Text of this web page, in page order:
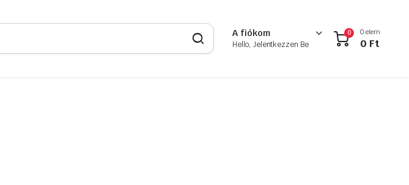
A fiókom
Hello, Jelentkezzen Be
0 0 elem
0 Ft